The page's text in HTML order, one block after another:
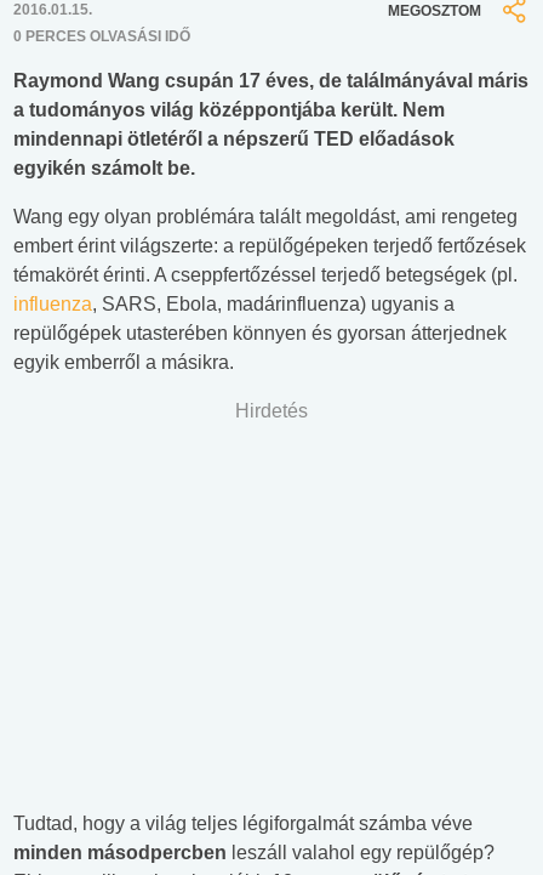
2016.01.15.
0 PERCES OLVASÁSI IDŐ
MEGOSZTOM
Raymond Wang csupán 17 éves, de találmányával máris
a tudományos világ középpontjába került. Nem
mindennapi ötletéről a népszerű TED előadások
egyikén számolt be.
Wang egy olyan problémára talált megoldást, ami rengeteg
embert érint világszerte: a repülőgépeken terjedő fertőzések
témakörét érinti. A cseppfertőzéssel terjedő betegségek (pl.
influenza, SARS, Ebola, madárinfluenza) ugyanis a
repülőgépek utasterében könnyen és gyorsan átterjednek
egyik emberről a másikra.
Hirdetés
Tudtad, hogy a világ teljes légiforgalmát számba véve
minden másodpercben leszáll valahol egy repülőgép?